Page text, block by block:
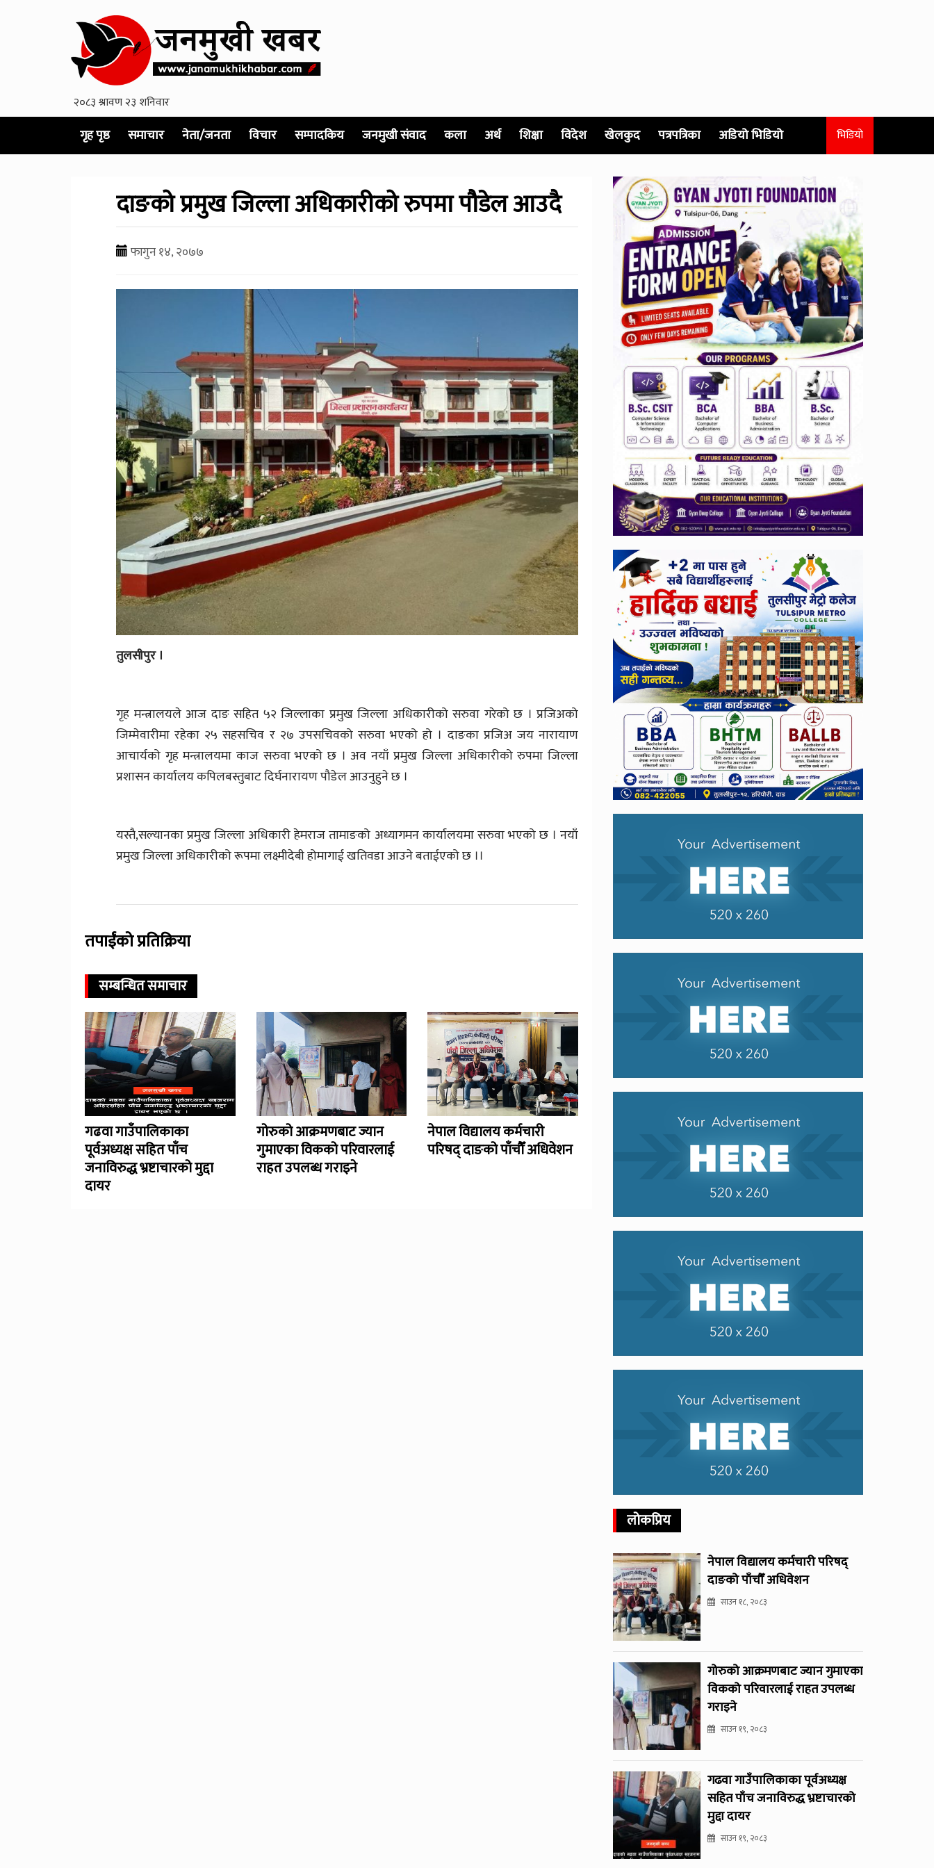
गृह पृष्ठ समाचार नेता/जनता विचार सम्पादकिय जनमुखी संवाद कला अर्थ शिक्षा विदेश खेलकुद पत्रपत्रिका अडियो भिडियो भिडियो
दाङको प्रमुख जिल्ला अधिकारीको रुपमा पौडेल आउदै
फागुन १४, २०७७
तुलसीपुर ।
गृह मन्त्रालयले आज दाङ सहित ५२ जिल्लाका प्रमुख जिल्ला अधिकारीको सरुवा गरेको छ । प्रजिअको
जिम्मेवारीमा रहेका २५ सहसचिव र २७ उपसचिवको सरुवा भएको हो । दाङका प्रजिअ जय नारायाण
आचार्यको गृह मन्त्रालयमा काज सरुवा भएको छ । अव नयाँ प्रमुख जिल्ला अधिकारीको रुपमा जिल्ला
प्रशासन कार्यालय कपिलबस्तुबाट दिर्घनारायण पौडेल आउनुहुने छ ।
यस्तै,सल्यानका प्रमुख जिल्ला अधिकारी हेमराज तामाङको अध्यागमन कार्यालयमा सरुवा भएको छ । नयाँ
प्रमुख जिल्ला अधिकारीको रूपमा लक्ष्मीदेबी होमागाई खतिवडा आउने बताईएको छ ।।
तपाईंको प्रतिक्रिया
सम्बन्धित समाचार
गढवा गाउँपालिकाका
पूर्वअध्यक्ष सहित पाँच
जनाविरुद्ध भ्रष्टाचारको मुद्दा
दायर
गोरुको आक्रमणबाट ज्यान
गुमाएका विकको परिवारलाई
राहत उपलब्ध गराइने
नेपाल विद्यालय कर्मचारी
परिषद् दाङको पाँचौँ अधिवेशन
लोकप्रिय
नेपाल विद्यालय कर्मचारी परिषद्
दाङको पाँचौँ अधिवेशन
साउन १८, २०८३
गोरुको आक्रमणबाट ज्यान गुमाएका
विकको परिवारलाई राहत उपलब्ध
गराइने
साउन १९, २०८३
गढवा गाउँपालिकाका पूर्वअध्यक्ष
सहित पाँच जनाविरुद्ध भ्रष्टाचारको
मुद्दा दायर
साउन १९, २०८३